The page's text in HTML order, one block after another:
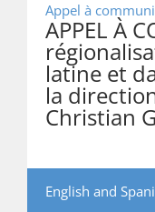
Appel à
APPEL À
latine et
la
Christian
English and